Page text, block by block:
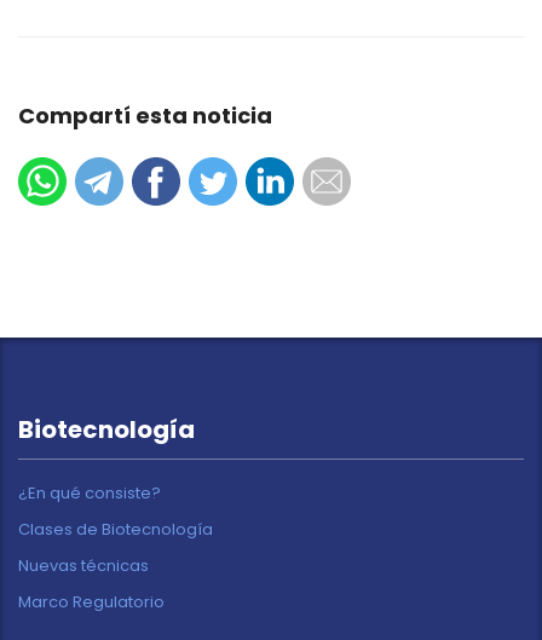
Compartí esta noticia
Biotecnología
¿En qué consiste?
Clases de Biotecnología
Nuevas técnicas
Marco Regulatorio